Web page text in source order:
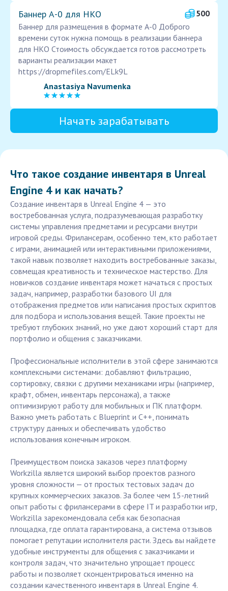
Баннер А-0 для НКО
500
Баннер для размещения в формате А-0 Доброго
времени суток нужна помощь в реализации баннера
для НКО Стоимость обсуждается готов рассмотреть
варианты реализации макет
https://dropmefiles.com/ELk9L
Anastasiya Navumenka
Начать зарабатывать
Что такое создание инвентаря в Unreal
Engine 4 и как начать?
Создание инвентаря в Unreal Engine 4 — это
востребованная услуга, подразумевающая разработку
системы управления предметами и ресурсами внутри
игровой среды. Фрилансерам, особенно тем, кто работает
с играми, анимацией или интерактивными приложениями,
такой навык позволяет находить востребованные заказы,
совмещая креативность и техническое мастерство. Для
новичков создание инвентаря может начаться с простых
задач, например, разработки базового UI для
отображения предметов или написания простых скриптов
для подбора и использования вещей. Такие проекты не
требуют глубоких знаний, но уже дают хороший старт для
портфолио и общения с заказчиками.
Профессиональные исполнители в этой сфере занимаются
комплексными системами: добавляют фильтрацию,
сортировку, связки с другими механиками игры (например,
крафт, обмен, инвентарь персонажа), а также
оптимизируют работу для мобильных и ПК платформ.
Важно уметь работать с Blueprint и C++, понимать
структуру данных и обеспечивать удобство
использования конечным игроком.
Преимуществом поиска заказов через платформу
Workzilla является широкий выбор проектов разного
уровня сложности — от простых тестовых задач до
крупных коммерческих заказов. За более чем 15-летний
опыт работы с фрилансерами в сфере IT и разработки игр,
Workzilla зарекомендовала себя как безопасная
площадка, где оплата гарантирована, а система отзывов
помогает репутации исполнителя расти. Здесь вы найдете
удобные инструменты для общения с заказчиками и
контроля задач, что значительно упрощает процесс
работы и позволяет сконцентрироваться именно на
создании качественного инвентаря в Unreal Engine 4.